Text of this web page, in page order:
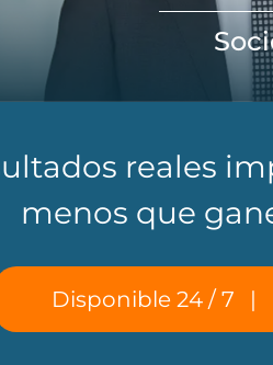
reales
menos que
Disponible 24 / 7 |